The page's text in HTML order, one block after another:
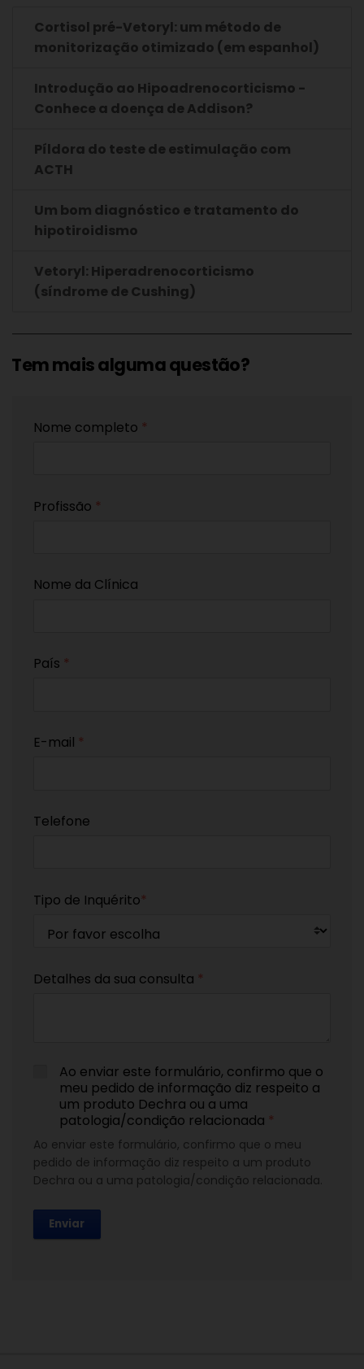
Cortisol pré-Vetoryl: um método de
monitorização otimizado (em espanhol)
Introdução ao Hipoadrenocorticismo -
Conhece a doença de Addison?
Píldora do teste de estimulação com
ACTH
Um bom diagnóstico e tratamento do
hipotiroidismo
Vetoryl: Hiperadrenocorticismo
(síndrome de Cushing)
Tem mais alguma questão?
Nome completo *
Profissão *
Nome da Clínica
País *
E-mail *
Telefone
Tipo de Inquérito*
Detalhes da sua consulta *
Ao enviar este formulário, confirmo que o
meu pedido de informação diz respeito a
um produto Dechra ou a uma
patologia/condição relacionada *
Ao enviar este formulário, confirmo que o meu
pedido de informação diz respeito a um produto
Dechra ou a uma patologia/condição relacionada.
Enviar